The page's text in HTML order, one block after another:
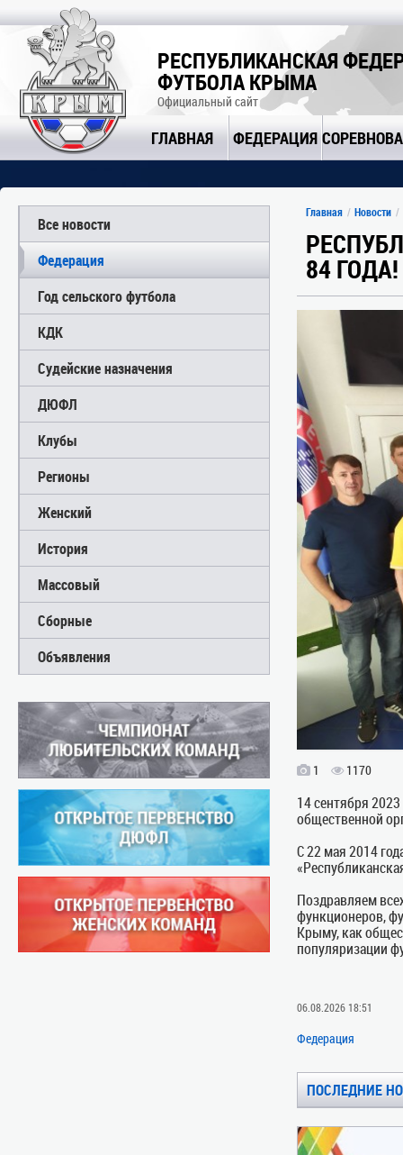
РЕСПУБЛИКАНСКАЯ
ФУТБОЛА КРЫМА
Официальный сайт
ГЛАВНАЯ ФЕДЕРАЦИЯ
Все новости
Федерация
Год сельского футбола
КДК
Судейские назначения
ДЮФЛ
Клубы
Регионы
Женский
История
Массовый
Сборные
Объявления
Главная Новости
84 ГОДА!
1 1170
14 сентября
общественной
С 22 мая 2014
Поздравляем
функционеров,
Крыму, как
популяризации
06.08.2026 18:51
Федерация
ПОСЛЕДНИЕ